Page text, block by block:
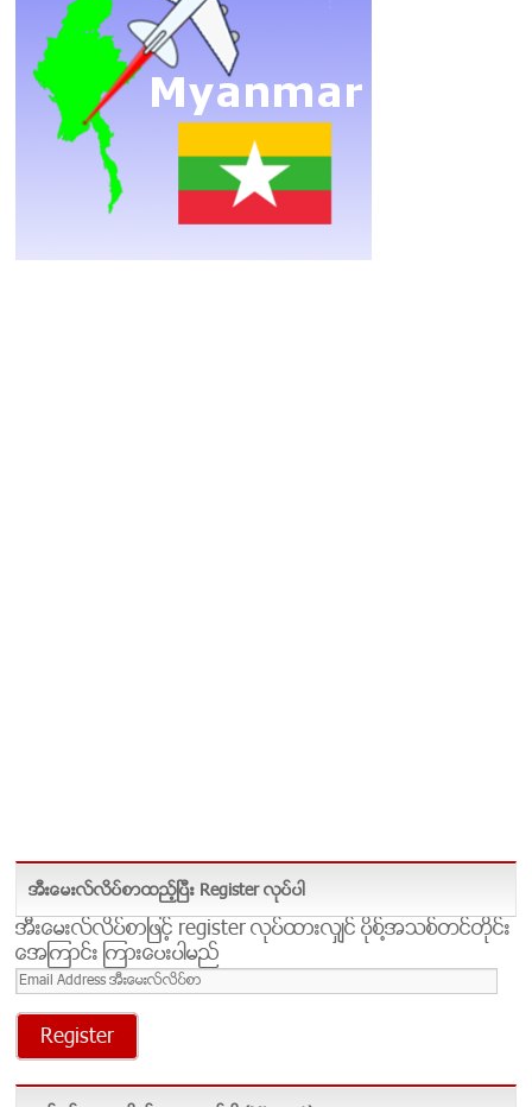
အီးေမးလ္လိပ္စာထည့္ၿပီး Register လုပ္ပါ
အီးေမးလ္လိပ္စာျဖင့္ register လုပ္ထားလွ်င္ ပိုစ္႔အသစ္တင္တိုင္း
အေၾကာင္း ၾကားေပးပါမည္
Email
Address
အီးေ
မး
လ္